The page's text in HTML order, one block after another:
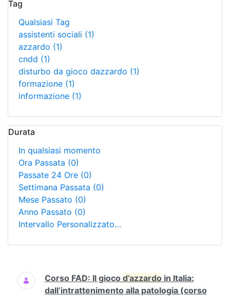
Tag
Qualsiasi Tag
assistenti sociali (1)
azzardo (1)
cndd (1)
disturbo da gioco dazzardo (1)
formazione (1)
informazione (1)
Durata
In qualsiasi momento
Ora Passata (0)
Passate 24 Ore (0)
Settimana Passata (0)
Mese Passato (0)
Anno Passato (0)
Intervallo Personalizzato…
Ricerca
Corso FAD: Il gioco d’azzardo in Italia:
dall’intrattenimento alla patologia (corso